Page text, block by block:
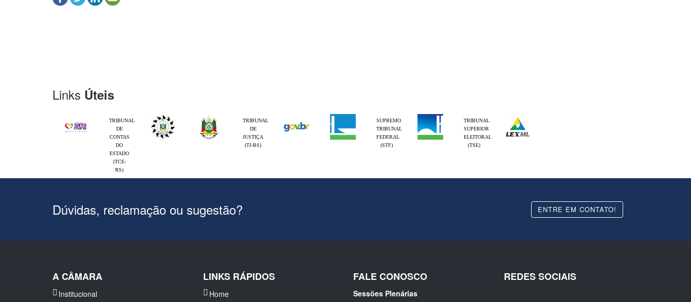
Links Úteis
TRIBUNAL
DE
CONTAS
DO
ESTADO
(TCE-
RS)
TRIBUNAL
DE
JUSTIÇA
(TJ-RS)
SUPREMO
TRIBUNAL
FEDERAL
(STF)
TRIBUNAL
SUPERIOR
ELEITORAL
(TSE)
Dúvidas, reclamação ou sugestão? ENTRE EM CONTATO!
A CÂMARA
Institucional
LINKS RÁPIDOS
Home
FALE CONOSCO
Sessões Plenárias
REDES SOCIAIS